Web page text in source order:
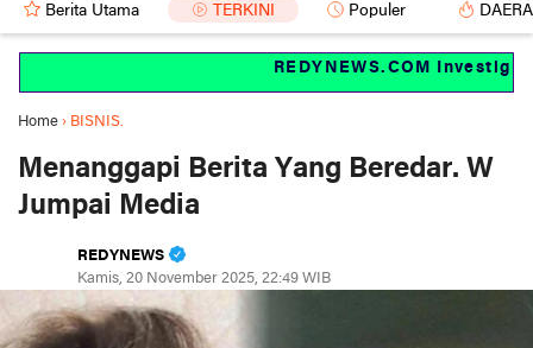
Berita Utama TERKINI Populer
REDYNEWS.COM Investigasi
Home › BISNIS.
Menanggapi Berita Yang Beredar. W
Jumpai Media
REDYNEWS
Kamis, 20 November 2025, 22:49 WIB